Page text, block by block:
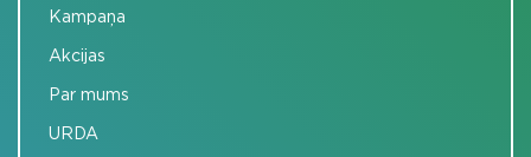
Kampaņa
Akcijas
Par mums
URDA